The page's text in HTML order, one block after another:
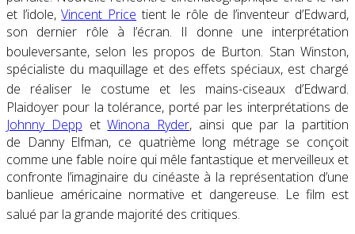
et l’idole,Vincent Price tient le rôle de l’inventeur d’Edward,
son dernier rôle à l’écran. Il donne une interprétation
bouleversante, selon les propos de Burton. Stan Winston,
spécialiste du maquillage et des effets spéciaux, est chargé
de réaliser le costume et les mains-ciseaux d’Edward.
Plaidoyer pour la tolérance, porté par les interprétations de
Johnny Depp etWinona Ryder, ainsi que par la partition
de Danny Elfman, ce quatrième long métrage se conçoit
comme une fable noire qui mêle fantastique et merveilleux et
confronte l’imaginaire du cinéaste à la représentation d’une
banlieue américaine normative et dangereuse. Le film est
salué par la grande majorité des critiques.